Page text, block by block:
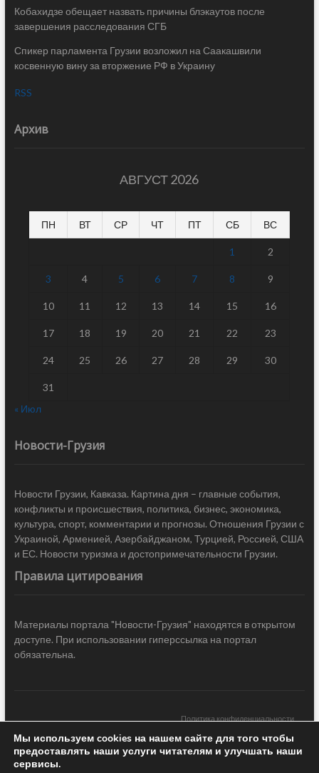
Кобахидзе обещает назвать причины блэкаутов после
завершения расследования СГБ
Спикер парламента Грузии возложил на Саакашвили
косвенную вину за вторжение РФ в Украину
RSS
Архив
АВГУСТ 2026
ПН ВТ СР ЧТ ПТ СБ ВС
1 2
3 4 5 6 7 8 9
10 11 12 13 14 15 16
17 18 19 20 21 22 23
24 25 26 27 28 29 30
31
« Июл
Новости-Грузия
Новости Грузии, Кавказа. Картина дня – главные события,
конфликты и происшествия, политика, бизнес, экономика,
культура, спорт, комментарии и прогнозы. Отношения Грузии с
Украиной, Арменией, Азербайджаном, Турцией, Россией, США
и ЕС. Новости туризма и достопримечательности Грузии.
Правила цитирования
Материалы портала "Новости-Грузия" находятся в открытом
доступе. При использовании гиперссылка на портал
обязательна.
Политика конфиденциальности
Новости Грузии| Black Sea Press LTD © 2020 All Rights Reserved /
Design & development —
Мы используем cookies на нашем сайте для того чтобы
предоставлять наши услуги читателям и улучшать наши
сервисы.